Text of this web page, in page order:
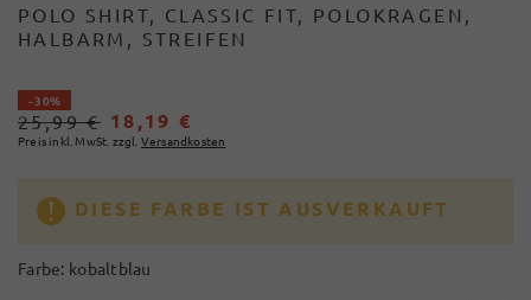
POLO SHIRT, CLASSIC FIT, POLOKRAGEN,
HALBARM, STREIFEN
- 30%
25,99 € 18,19 €
Preis inkl. MwSt. zzgl. Versandkosten
DIESE FARBE IST AUSVERKAUFT
Farbe: kobaltblau